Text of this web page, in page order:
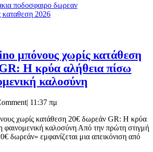
ποδοσφαιρο δωρεαν
καταθεση 2026
μπόνους χωρίς κατάθεση
Η κρύα αλήθεια πίσω
καλοσύνη
χωρίς
κατάθεση
| 11:37 πμ
φαινομενική καλοσύνη Από την πρώτη στιγμή
δωρεάν» εμφανίζεται μια απεικόνιση από